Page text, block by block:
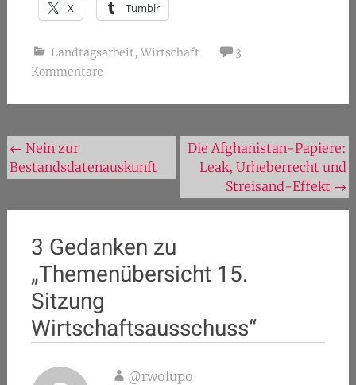
X Tumblr
Landtagsarbeit, Wirtschaft
3
Kommentare
Beitragsnavigation
← Nein zur
Bestandsdatenauskunft
Die Afghanistan-Papiere:
Leak, Urheberrecht und
Streisand-Effekt →
3 Gedanken zu
„Themenübersicht 15.
Sitzung
Wirtschaftsausschuss“
@rwolupo